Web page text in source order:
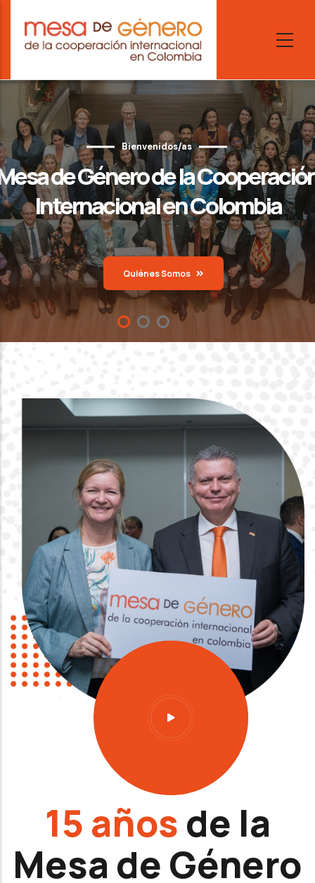
main
content
Bienvenidos/as
de Género de la
Internacional en Colombia
Quiénes Somos
15 añosde la
Mesa de Género